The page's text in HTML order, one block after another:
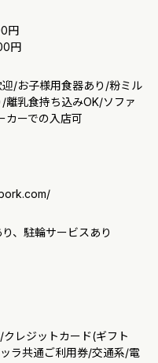
円
円
/お子様用食器あり/粉ミル
離乳食持ち込みOK/ソファ
カーでの入店可
、駐輪サービスあり
レジットカード(ギフト
ラ共通ご利用券/交通系/電